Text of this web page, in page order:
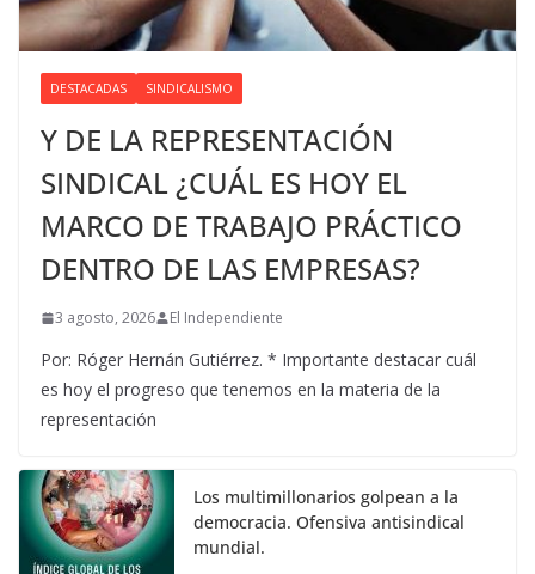
DESTACADAS SINDICALISMO
Y DE LA REPRESENTACIÓN
SINDICAL ¿CUÁL ES HOY EL
MARCO DE TRABAJO PRÁCTICO
DENTRO DE LAS EMPRESAS?
3 agosto, 2026 El Independiente
Por: Róger Hernán Gutiérrez. * Importante destacar cuál
es hoy el progreso que tenemos en la materia de la
representación
Los multimillonarios golpean a la
democracia. Ofensiva antisindical
mundial.